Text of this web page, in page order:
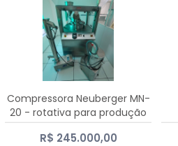
Compressora Neuberger MN-
20 - rotativa para produção
de comprimidos
R$ 245.000,00